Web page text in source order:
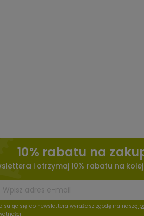
10% rabatu na
i otrzymaj 10% rabatu na
się do newslettera wyrażasz zgodę na naszą